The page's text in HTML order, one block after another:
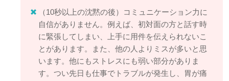
（10秒以上の沈黙の後）コミュニケーション力に
自信がありません。例えば、初対面の方と話す時
に緊張してしまい、上手に用件を伝えられないこ
とがあります。また、他の人よりミスが多いと思
います。他にもストレスにも弱い部分がありま
す。つい先日も仕事でトラブルが発生し、胃が痛